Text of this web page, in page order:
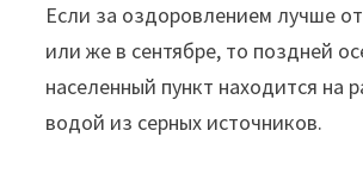
Если за оздоровлением лучше
или же в сентябре, то поздней
населенный пункт находится на
водой из серных источников.